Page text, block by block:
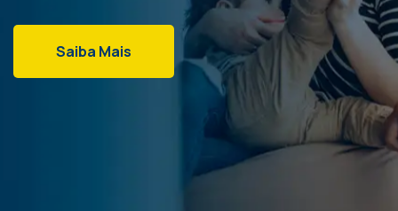
Saiba Mais